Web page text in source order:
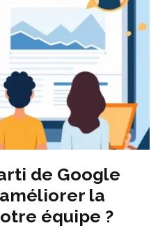
de Google
la
équipe ?